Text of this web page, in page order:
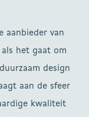
aanbieder van
het gaat om
design
aan de sfeer
kwaliteit